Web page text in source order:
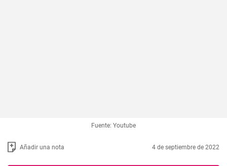
Fuente: Youtube
Añadir una nota 4 de septiembre de 2022